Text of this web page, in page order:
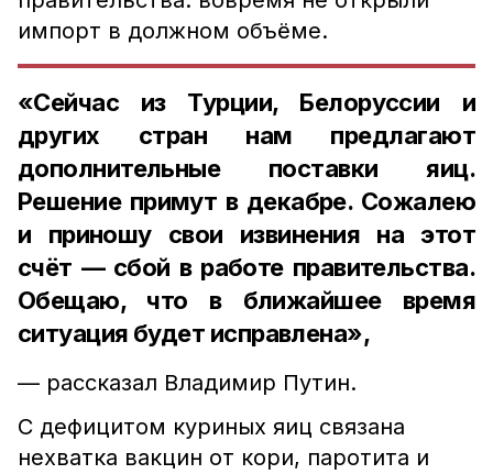
импорт в должном объёме.
«Сейчас из Турции, Белоруссии и
других стран нам предлагают
дополнительные поставки яиц.
Решение примут в декабре. Сожалею
и приношу свои извинения на этот
счёт — сбой в работе правительства.
Обещаю, что в ближайшее время
ситуация будет исправлена»,
— рассказал Владимир Путин.
С дефицитом куриных яиц связана
нехватка вакцин от кори, паротита и